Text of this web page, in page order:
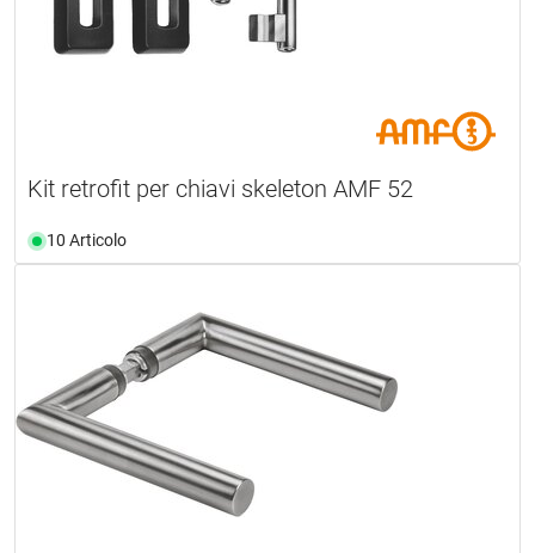
Kit retrofit per chiavi skeleton AMF 52
10 Articolo